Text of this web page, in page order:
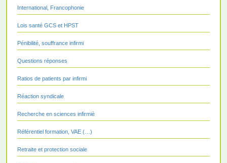
International, Francophonie
Lois santé GCS et HPST
Pénibilité, souffrance infirmi
Questions réponses
Ratios de patients par infirmi
Réaction syndicale
Recherche en sciences infirmiè
Référentiel formation, VAE (…)
Retraite et protection sociale